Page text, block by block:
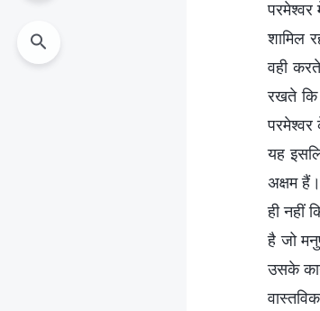
परमेश्वर
शामिल
वही
रखते कि
परमेश्वर
यह
अक्षम
ही नहीं
है जो
उसके